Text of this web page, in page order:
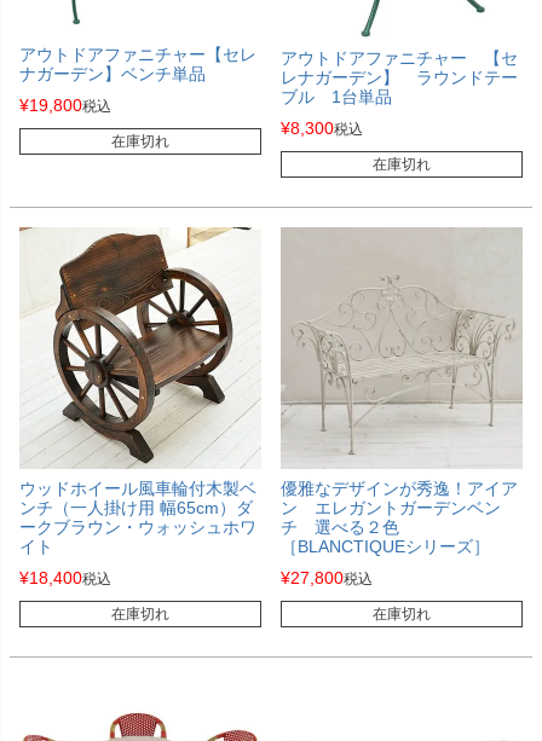
アウトドアファニチャー【セレ
ナガーデン】ベンチ単品
¥19,800税込
在庫切れ
アウトドアファニチャー 【セ
レナガーデン】 ラウンドテー
ブル 1台単品
¥8,300税込
在庫切れ
ウッドホイール風車輪付木製ベ
ンチ（一人掛け用 幅65cm）ダ
ークブラウン・ウォッシュホワ
イト
¥18,400税込
在庫切れ
優雅なデザインが秀逸！アイア
ン エレガントガーデンベン
チ 選べる２色
［BLANCTIQUEシリーズ］
¥27,800税込
在庫切れ